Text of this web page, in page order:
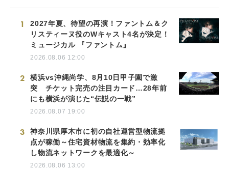
1
2027年夏、待望の再演！ファントム＆ク
リスティーヌ役のWキャスト4名が決定！
ミュージカル 『ファントム』
2026.08.06 12:00
2
横浜vs沖縄尚学、8月10日甲子園で激
突 チケット完売の注目カード…28年前
にも横浜が演じた“伝説の一戦”
2026.08.07 19:00
3
神奈川県厚木市に初の自社運営型物流拠
点が稼働～住宅資材物流を集約・効率化
し物流ネットワークを最適化～
2026.08.06 13:00